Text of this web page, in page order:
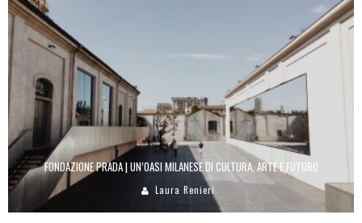
FONDAZIONE PRADA | UN’OASI MILANESE DI CULTURA, ARTE E FUTURO
Laura Renieri